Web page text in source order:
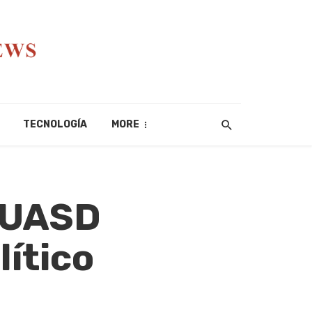
TECNOLOGÍA MORE